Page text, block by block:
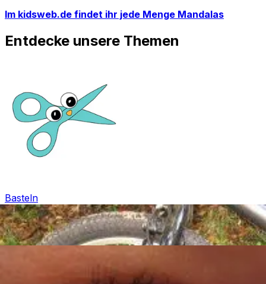
Im kidsweb.de findet ihr jede Menge Mandalas
Entdecke unsere Themen
Basteln